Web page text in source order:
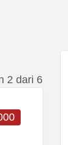
2 dari 6